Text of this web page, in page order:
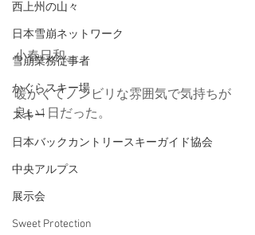
西上州の山々
日本雪崩ネットワーク
雪崩業務従事者
かぐらスキー場
スキー
日本バックカントリースキーガイド協会
中央アルプス
展示会
Sweet Protection
小春日和。
暖かくてノンビリな雰囲気で気持ちが
良い1日だった。